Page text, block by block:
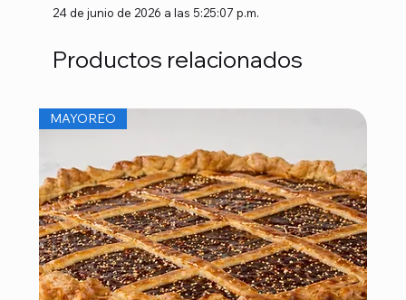
24 de junio de 2026 a las 5:25:07 p.m.
Productos relacionados
MAYOREO